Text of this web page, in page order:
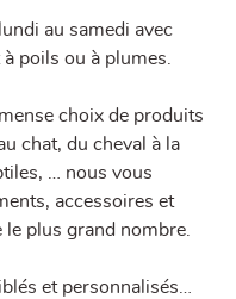
au samedi avec
poils ou à plumes.
choix de produits
chat, du cheval à la
… nous vous
accessoires et
plus grand nombre.
et personnalisés…